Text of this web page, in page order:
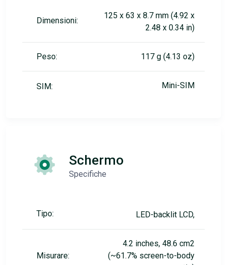
Dimensioni:
125 x 63 x 8.7 mm (4.92 x
2.48 x 0.34 in)
Peso: 117 g (4.13 oz)
SIM: Mini-SIM
Schermo
Specifiche
Tipo: LED-backlit LCD,
Misurare:
4.2 inches, 48.6 cm2
(~61.7% screen-to-body